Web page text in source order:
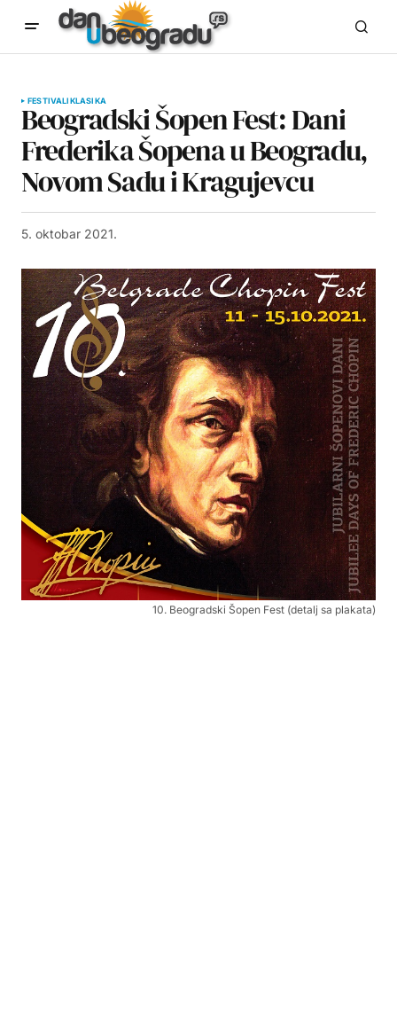
FESTIVALIKLASIKA
Beogradski Šopen Fest: Dani
Frederika Šopena u Beogradu,
Novom Sadu i Kragujevcu
5. oktobar 2021.
10. Beogradski Šopen Fest (detalj sa plakata)